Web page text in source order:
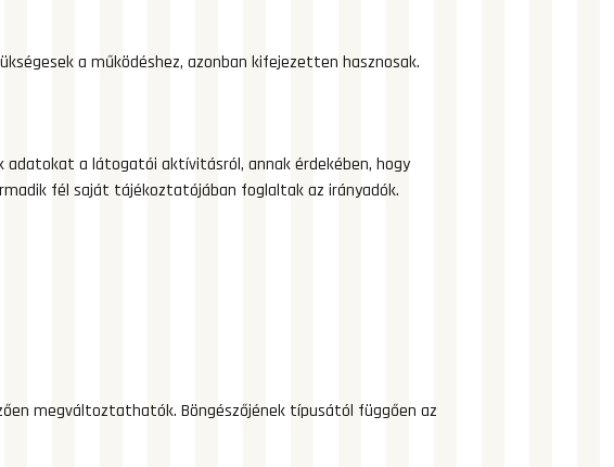
a működéshez, azonban kifejezetten hasznosak.
adatokat a látogatói aktívitásról, annak érdekében, hogy
fél saját tájékoztatójában foglaltak az irányadók.
megváltoztathatók. Böngészőjének típusától függően az